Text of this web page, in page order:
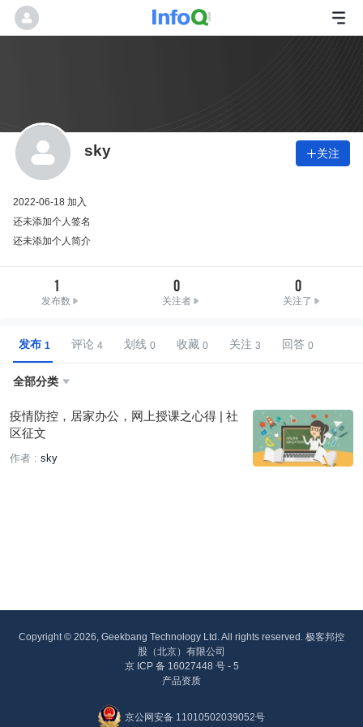
sky 关注
2022-06-18 加入
还未添加个人签名
还未添加个人简介
1
发布数
0
关注者
0
关注了
发布 评论 划线 收藏 关注 回答
全部分类 
疫情防控，居家办公，网上授课之心得 | 社
区征文
作者 : sky
Copyright © 2026, Geekbang Technology Ltd. All rights reserved. 极客邦控
股（北京）有限公司
京 ICP 备 16027448 号 - 5
产品资质
京公网安备 11010502039052号